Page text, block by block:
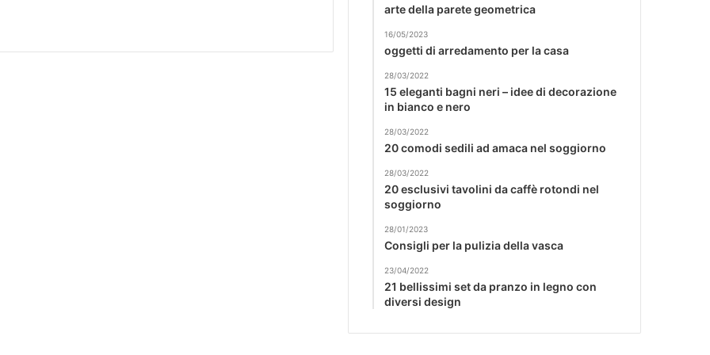
arte della parete geometrica
16/05/2023
oggetti di arredamento per la casa
28/03/2022
15 eleganti bagni neri – idee di decorazione
in bianco e nero
28/03/2022
20 comodi sedili ad amaca nel soggiorno
28/03/2022
20 esclusivi tavolini da caffè rotondi nel
soggiorno
28/01/2023
Consigli per la pulizia della vasca
23/04/2022
21 bellissimi set da pranzo in legno con
diversi design